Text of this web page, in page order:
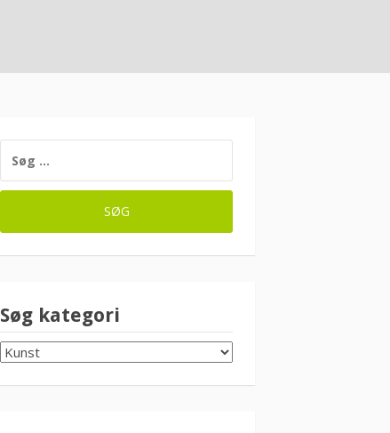
EFTER:
Søg kategori
SØG
KATEGORI